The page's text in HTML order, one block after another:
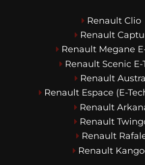
Renault Clio
Renault
Renault Megane
Renault Scenic E-
Renault
Renault Espace (E-
Renault
Renault
Renault
Renault